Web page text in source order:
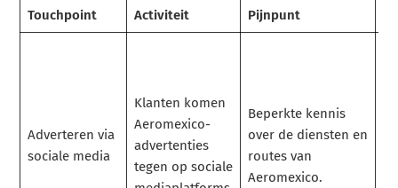
Touchpoint Activiteit Pijnpunt
Adverteren via
sociale media
Klanten komen
Aeromexico-
advertenties
tegen op sociale
Beperkte kennis
over de diensten en
routes van
Aeromexico.